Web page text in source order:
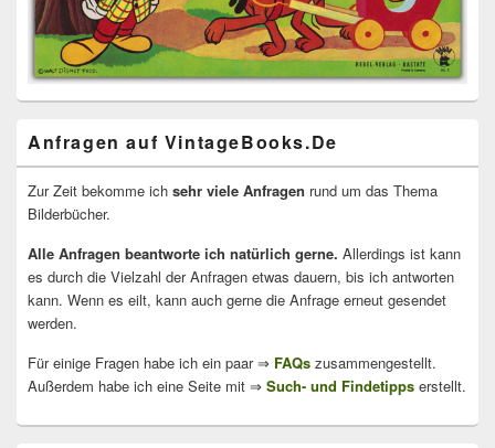
Anfragen auf VintageBooks.De
Zur Zeit bekomme ich sehr viele Anfragen rund um das Thema
Bilderbücher.
Alle Anfragen beantworte ich natürlich gerne. Allerdings ist kann
es durch die Vielzahl der Anfragen etwas dauern, bis ich antworten
kann. Wenn es eilt, kann auch gerne die Anfrage erneut gesendet
werden.
Für einige Fragen habe ich ein paar ⇒ FAQs zusammengestellt.
Außerdem habe ich eine Seite mit ⇒ Such- und Findetipps erstellt.